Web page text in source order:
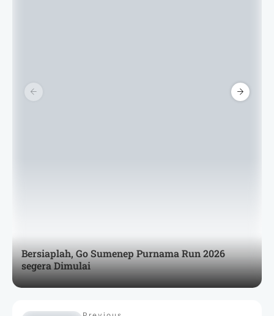
Bersiaplah, Go Sumenep Purnama Run 2026
segera Dimulai